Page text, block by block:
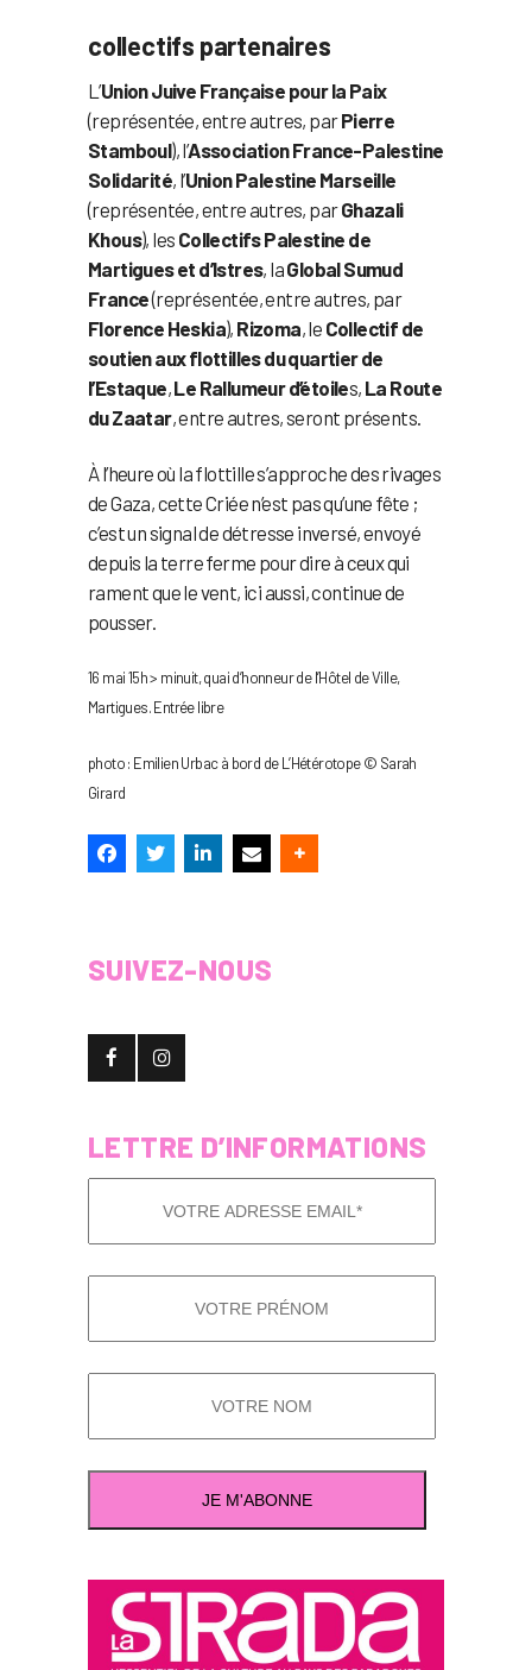
collectifs partenaires
L’Union Juive Française pour la Paix
(représentée, entre autres, parPierre
Stamboul), l’Association France-Palestine
Solidarité, l’Union Palestine Marseille
(représentée, entre autres, parGhazali
Khous), les Collectifs Palestine de
Martigues et d’Istres, laGlobal Sumud
France(représentée, entre autres, par
Florence Heskia), Rizoma, le Collectif de
soutien aux flottilles du quartier de
l’Estaque,Le Rallumeur d’étoiles, La Route
du Zaatar, entre autres, seront présents.
À l’heure où la flottille s’approche des rivages
de Gaza, cette Criée n’est pas qu’une fête ;
c’est un signal de détresse inversé, envoyé
depuis la terre ferme pour dire à ceux qui
rament que le vent, ici aussi, continue de
pousser.
16 mai 15h > minuit, quai d’honneur de l’Hôtel de Ville,
Martigues. Entrée libre
photo : Emilien Urbac à bord de L’Hétérotope © Sarah
Girard
SUIVEZ-NOUS
LETTRE D’INFORMATIONS